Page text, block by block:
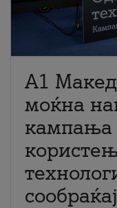
A1
моќна
кампања